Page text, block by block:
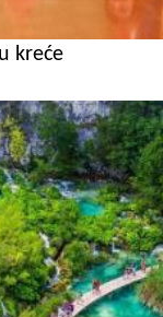
kreće